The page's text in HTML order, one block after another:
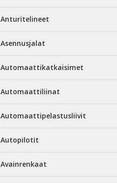
Anturitelineet
Asennusjalat
Automaattikatkaisimet
Automaattiliinat
Automaattipelastusliivit
Autopilotit
Avainrenkaat